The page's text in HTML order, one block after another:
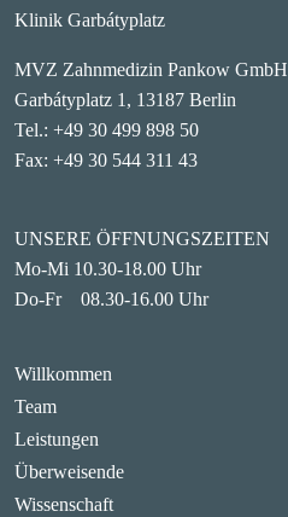
Klinik Garbátyplatz
MVZ Zahnmedizin Pankow GmbH
Garbátyplatz 1, 13187 Berlin
Tel.: +49 30 499 898 50
Fax: +49 30 544 311 43
UNSERE ÖFFNUNGSZEITEN
Mo-Mi 10.30-18.00 Uhr
Do-Fr 08.30-16.00 Uhr
Main navigation
Willkommen
Team
Leistungen
Überweisende
Wissenschaft